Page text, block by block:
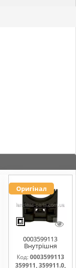
Оригінал
0003599113
Внутрішня
частина
підшипника
Код:0003599113
359911, 359911.0,